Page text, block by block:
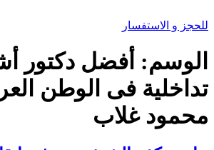
للحجز و الاستفسار
الوسم: أفضل دكتور
تداخلية فى الوطن
محمود غلاب